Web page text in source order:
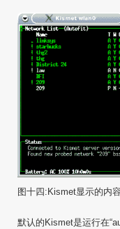
图十四:Kismet显示的内容
默认的Kismet是运行在